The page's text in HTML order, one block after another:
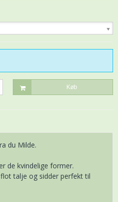
Køb
du Milde.
de kvindelige former.
talje og sidder perfekt til